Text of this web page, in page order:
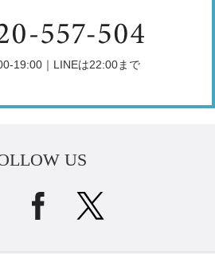
19:00｜LINEは22:00まで
US